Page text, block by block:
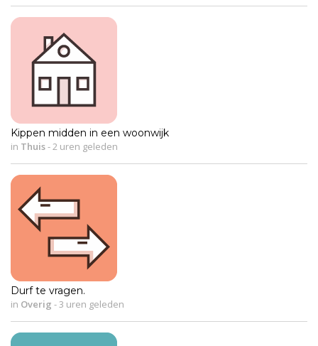
Kippen midden in een woonwijk
in Thuis-2 uren geleden
Durf te vragen.
in Overig -3 uren geleden